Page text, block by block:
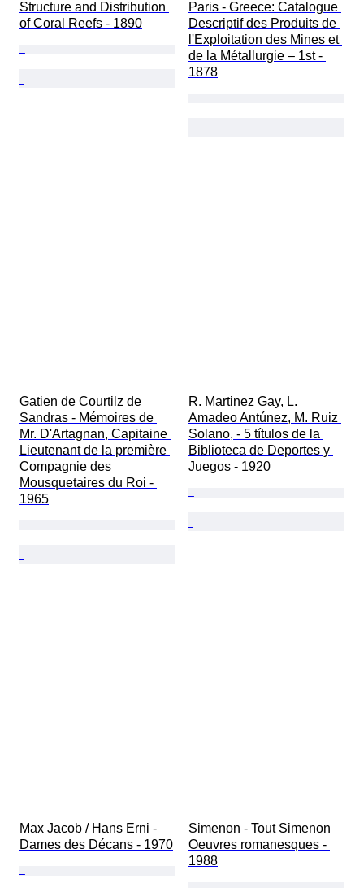
Structure and Distribution
of Coral Reefs - 1890
Paris - Greece: Catalogue
Descriptif des Produits de
l'Exploitation des Mines et
de la Métallurgie – 1st -
1878
Gatien de Courtilz de
Sandras - Mémoires de
Mr. D'Artagnan, Capitaine
Lieutenant de la première
Compagnie des
Mousquetaires du Roi -
1965
R. Martinez Gay, L.
Amadeo Antúnez, M. Ruiz
Solano, - 5 títulos de la
Biblioteca de Deportes y
Juegos - 1920
Max Jacob / Hans Erni -
Dames des Décans - 1970
Simenon - Tout Simenon
Oeuvres romanesques -
1988